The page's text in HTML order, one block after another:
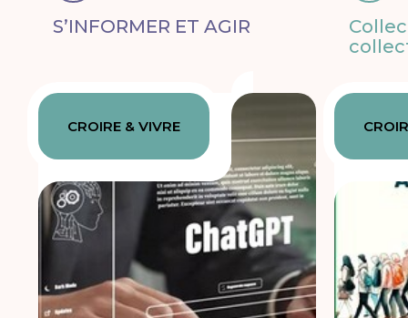
S’INFORMER ET AGIR
CROIRE & VIVRE